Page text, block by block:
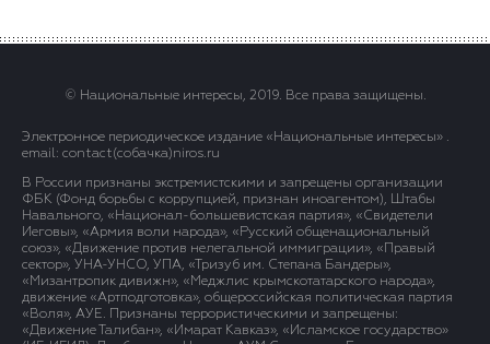
© Национальные интересы, 2019. Все права защищены.
Электронное периодическое издание «Национальные интересы» .
email: contact(сoбaчка)niros.ru
В России признаны экстремистскими и запрещены организации
ФБК (Фонд борьбы с коррупцией, признан иноагентом), Штабы
Навального, «Национал-большевистская партия», «Свидетели
Иеговы», «Армия воли народа», «Русский общенациональный
союз», «Движение против нелегальной иммиграции», «Правый
сектор», УНА-УНСО, УПА, «Тризуб им. Степана Бандеры»,
«Мизантропик дивижн», «Меджлис крымскотатарского народа»,
движение «Артподготовка», общероссийская политическая партия
«Воля», АУЕ. Признаны террористическими и запрещены:
«Движение Талибан», «Имарат Кавказ», «Исламское государство»